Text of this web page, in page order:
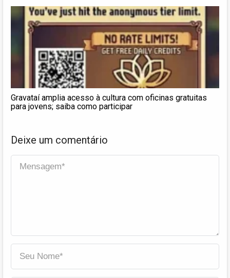
Gravataí amplia acesso à cultura com oficinas gratuitas
para jovens; saiba como participar
Deixe um comentário